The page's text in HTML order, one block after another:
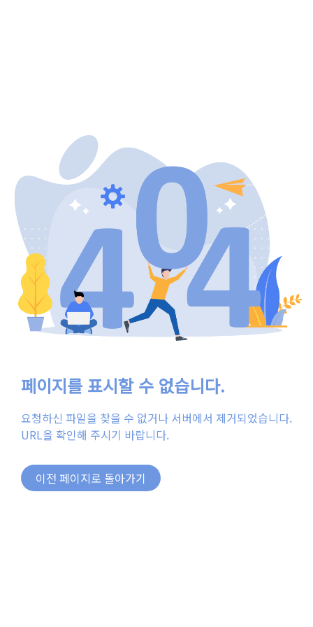
페이지를 표시할 수 없습니다.
요청하신 파일을 찾을 수 없거나 서버에서 제거되었습니다.
URL을 확인해 주시기 바랍니다.
이전 페이지로 돌아가기